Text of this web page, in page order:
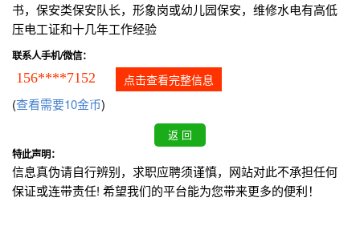
书，保安类保安队长，形象岗或幼儿园保安，维修水电有高低
压电工证和十几年工作经验
联系人手机/微信：
156****7152 点击查看完整信息
(查看需要10金币)
特此声明：
信息真伪请自行辨别，求职应聘须谨慎，网站对此不承担任何
保证或连带责任! 希望我们的平台能为您带来更多的便利！